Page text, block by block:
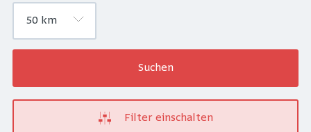
Suchen
Filter einschalten